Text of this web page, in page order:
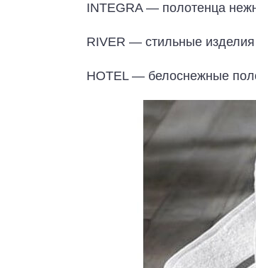
INTEGRA — полотенца
RIVER — стильные
HOTEL — белоснежные